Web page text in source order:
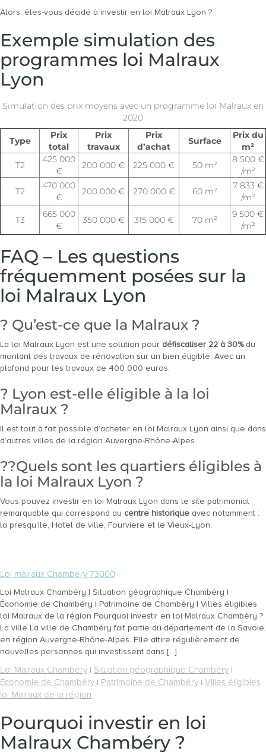
Alors, êtes-vous décidé à investir en loi Malraux Lyon ?
Exemple simulation des
programmes loi Malraux
Lyon
Simulation des prix moyens avec un programme loi Malraux en
2020
Type
Prix
total
Prix
travaux
Prix
d’achat
Surface
Prix du
m²
T2
425 000
€
200 000 € 225 000 € 50 m²
8 500 €
/m²
T2
470 000
€
200 000 € 270 000 € 60 m²
7 833 €
/m²
T3
665 000
€
350 000 € 315 000 € 70 m²
9 500 €
/m²
FAQ – Les questions
fréquemment posées sur la
loi Malraux Lyon
? Qu’est-ce que la Malraux ?
La loi Malraux Lyon est une solution pour défiscaliser 22 à 30%du
montant des travaux de rénovation sur un bien éligible. Avec un
plafond pour les travaux de 400 000 euros.
? Lyon est-elle éligible à la loi
Malraux ?
Il est tout à fait possible d’acheter en loi Malraux Lyon ainsi que dans
d’autres villes de la région Auvergne-Rhône-Alpes.
??Quels sont les quartiers éligibles à
la loi Malraux Lyon ?
Vous pouvez investir en loi Malraux Lyon dans le site patrimonial
remarquable qui correspond au centre historique avec notamment :
la presqu’Ile, Hotel de ville, Fourviere et le Vieux-Lyon.
Loi malraux Chambery 73000
Loi Malraux Chambéry | Situation géographique Chambéry |
Économie de Chambéry | Patrimoine de Chambéry | Villes éligibles
loi Malraux de la région Pourquoi investir en loi Malraux Chambéry ?
La ville La ville de Chambéry fait partie du département de la Savoie,
en région Auvergne-Rhône-Alpes. Elle attire régulièrement de
nouvelles personnes qui investissent dans […]
Loi Malraux Chambéry | Situation géographique Chambéry |
Économie de Chambéry | Patrimoine de Chambéry | Villes éligibles
loi Malraux de la région
Pourquoi investir en loi
Malraux Chambéry ?